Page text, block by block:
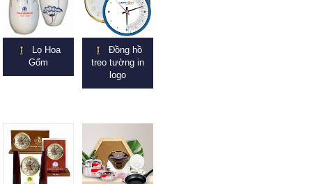
Lọ Hoa
Gốm
Đồng hồ
treo tường in
logo